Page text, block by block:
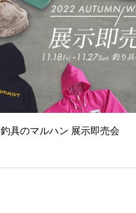
釣具のマルハン 展示即売会